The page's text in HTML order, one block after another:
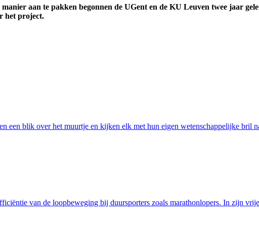
aan te pakken begonnen de UGent en de KU Leuven twee jaar
het project.
een blik over het muurtje en kijken elk met hun eigen wetenschappelijke bril
van de loopbeweging bij duursporters zoals marathonlopers. In zijn